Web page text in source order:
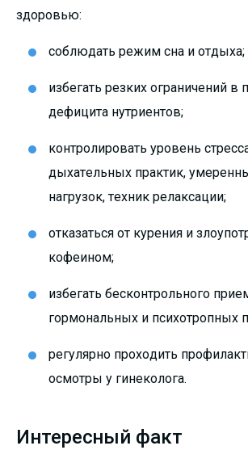
здоровью:
соблюдать режим сна и отдыха;
избегать резких ограничений в
дефицита нутриентов;
контролировать уровень
дыхательных практик,
нагрузок, техник релаксации;
отказаться от курения и
кофеином;
избегать бесконтрольного
гормональных и психотропных
регулярно проходить
осмотры у гинеколога.
Интересный факт